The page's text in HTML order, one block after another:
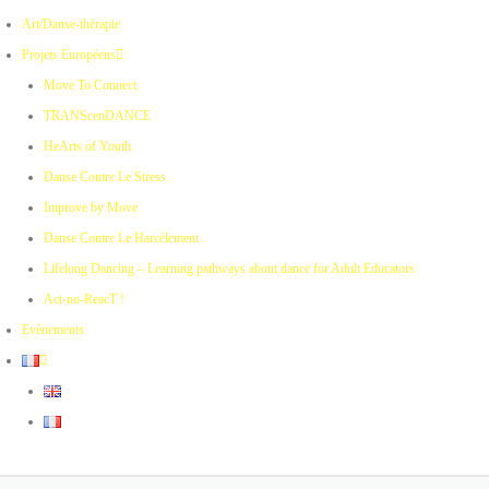
Art/Danse-thérapie
Projets Européens
Move To Connect
TRANScenDANCE
HeArts of Youth
Danse Contre Le Stress
Improve by Move
Danse Contre Le Harcèlement
Lifelong Dancing – Learning pathways about dance for Adult Educators
Act-no-ReacT !
Evènements